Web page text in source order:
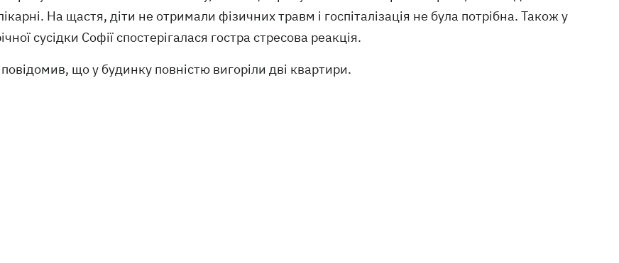
На щастя, діти не отримали фізичних травм і госпіталізація не була потрібна. Також у
сусідки Софії спостерігалася гостра стресова реакція.
що у будинку повністю вигоріли дві квартири.